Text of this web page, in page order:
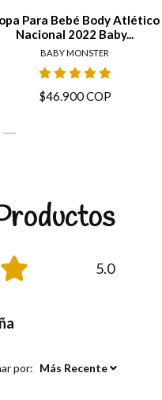
Para Bebé Body Atlético
Nacional 2022 Baby...
BABY MONSTER
$46.900 COP
5.0
por: Más Recente